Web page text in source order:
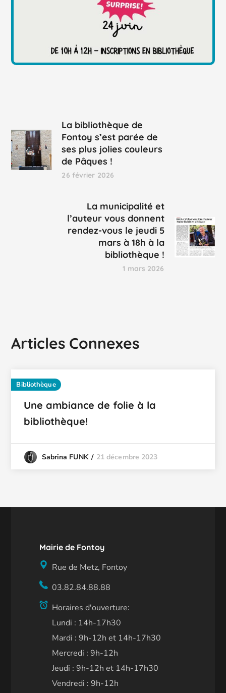
La bibliothèque de
Fontoy s’est parée de
ses plus jolies couleurs
de Pâques !
26 février 2026
La municipalité et
l’auteur vous donnent
rendez-vous le jeudi 5
mars à 18h à la
bibliothèque !
1 mars 2026
Articles Connexes
Bibliothèque
Une ambiance de folie à la
bibliothèque!
Sabrina FUNK 21 décembre 2023
Mairie de Fontoy
Rue de Metz, Fontoy
03.82.84.88.88
Horaires d'ouverture:
Lundi : 14h-17h30
Mardi : 9h-12h et 14h-17h30
Mercredi : 9h-12h
Jeudi : 9h-12h et 14h-17h30
Vendredi : 9h-12h